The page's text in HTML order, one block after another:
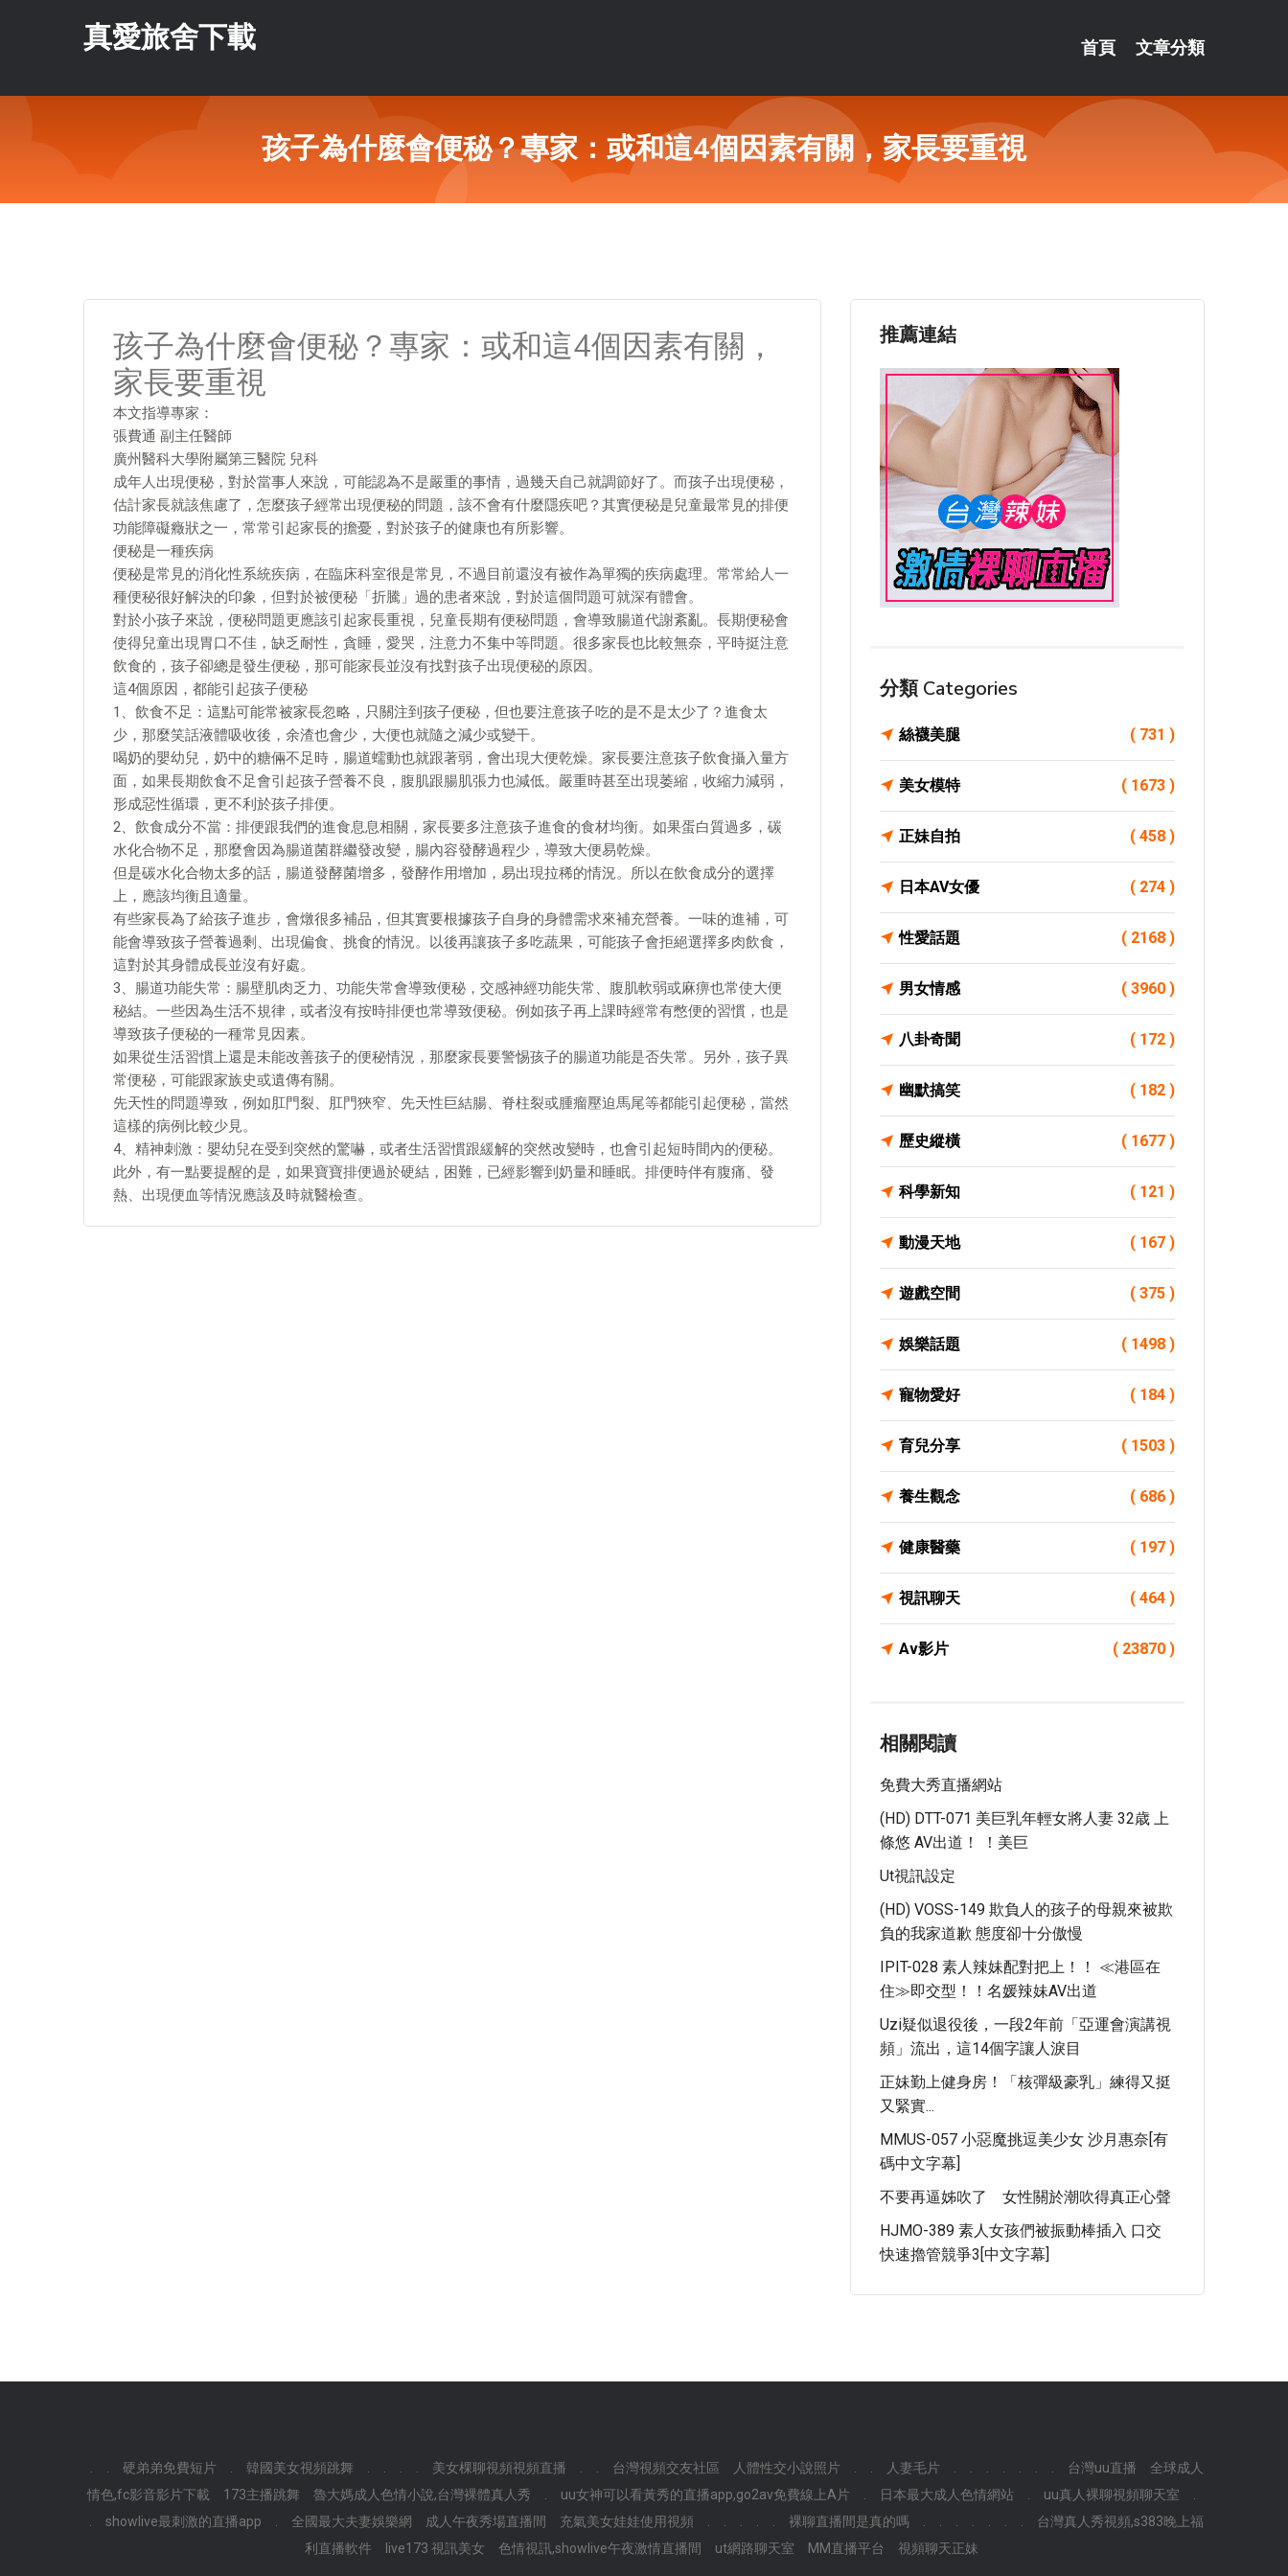
真愛旅舍下載 首頁 文章分類
孩子為什麼會便秘？專家：或和這4個因素有關，家長要重視
孩子為什麼會便秘？專家：或和這4個因素有關，
家長要重視
本文指導專家：
張費通 副主任醫師
廣州醫科大學附屬第三醫院 兒科
成年人出現便秘，對於當事人來說，可能認為不是嚴重的事情，過幾天自己就調節好了。而孩子出現便秘，
估計家長就該焦慮了，怎麼孩子經常出現便秘的問題，該不會有什麼隱疾吧？其實便秘是兒童最常見的排便
功能障礙癥狀之一，常常引起家長的擔憂，對於孩子的健康也有所影響。
便秘是一種疾病
便秘是常見的消化性系統疾病，在臨床科室很是常見，不過目前還沒有被作為單獨的疾病處理。常常給人一
種便秘很好解決的印象，但對於被便秘「折騰」過的患者來說，對於這個問題可就深有體會。
對於小孩子來說，便秘問題更應該引起家長重視，兒童長期有便秘問題，會導致腸道代謝紊亂。長期便秘會
使得兒童出現胃口不佳，缺乏耐性，貪睡，愛哭，注意力不集中等問題。很多家長也比較無奈，平時挺注意
飲食的，孩子卻總是發生便秘，那可能家長並沒有找對孩子出現便秘的原因。
這4個原因，都能引起孩子便秘
1、飲食不足：這點可能常被家長忽略，只關注到孩子便秘，但也要注意孩子吃的是不是太少了？進食太
少，那麼笑話液體吸收後，余渣也會少，大便也就隨之減少或變干。
喝奶的嬰幼兒，奶中的糖倆不足時，腸道蠕動也就跟著弱，會出現大便乾燥。家長要注意孩子飲食攝入量方
面，如果長期飲食不足會引起孩子營養不良，腹肌跟腸肌張力也減低。嚴重時甚至出現萎縮，收縮力減弱，
形成惡性循環，更不利於孩子排便。
2、飲食成分不當：排便跟我們的進食息息相關，家長要多注意孩子進食的食材均衡。如果蛋白質過多，碳
水化合物不足，那麼會因為腸道菌群繼發改變，腸內容發酵過程少，導致大便易乾燥。
但是碳水化合物太多的話，腸道發酵菌增多，發酵作用增加，易出現拉稀的情況。所以在飲食成分的選擇
上，應該均衡且適量。
有些家長為了給孩子進步，會燉很多補品，但其實要根據孩子自身的身體需求來補充營養。一味的進補，可
能會導致孩子營養過剩、出現偏食、挑食的情況。以後再讓孩子多吃蔬果，可能孩子會拒絕選擇多肉飲食，
這對於其身體成長並沒有好處。
3、腸道功能失常：腸壁肌肉乏力、功能失常會導致便秘，交感神經功能失常、腹肌軟弱或麻痹也常使大便
秘結。一些因為生活不規律，或者沒有按時排便也常導致便秘。例如孩子再上課時經常有憋便的習慣，也是
導致孩子便秘的一種常見因素。
如果從生活習慣上還是未能改善孩子的便秘情況，那麼家長要警惕孩子的腸道功能是否失常。另外，孩子異
常便秘，可能跟家族史或遺傳有關。
先天性的問題導致，例如肛門裂、肛門狹窄、先天性巨結腸、脊柱裂或腫瘤壓迫馬尾等都能引起便秘，當然
這樣的病例比較少見。
4、精神刺激：嬰幼兒在受到突然的驚嚇，或者生活習慣跟緩解的突然改變時，也會引起短時間內的便秘。
此外，有一點要提醒的是，如果寶寶排便過於硬結，困難，已經影響到奶量和睡眠。排便時伴有腹痛、發
熱、出現便血等情況應該及時就醫檢查。
推薦連結
分類 Categories
絲襪美腿 ( 731 )
美女模特 ( 1673 )
正妹自拍 ( 458 )
日本AV女優 ( 274 )
性愛話題 ( 2168 )
男女情感 ( 3960 )
八卦奇聞 ( 172 )
幽默搞笑 ( 182 )
歷史縱橫 ( 1677 )
科學新知 ( 121 )
動漫天地 ( 167 )
遊戲空間 ( 375 )
娛樂話題 ( 1498 )
寵物愛好 ( 184 )
育兒分享 ( 1503 )
養生觀念 ( 686 )
健康醫藥 ( 197 )
視訊聊天 ( 464 )
Av影片 ( 23870 )
相關閱讀
免費大秀直播網站
(HD) DTT-071 美巨乳年輕女將人妻 32歳 上
條悠 AV出道！ ！美巨
Ut視訊設定
(HD) VOSS-149 欺負人的孩子的母親來被欺
負的我家道歉 態度卻十分傲慢
IPIT-028 素人辣妹配對把上！！ ≪港區在
住≫即交型！！名媛辣妹AV出道
Uzi疑似退役後，一段2年前「亞運會演講視
頻」流出，這14個字讓人淚目
正妹勤上健身房！「核彈級豪乳」練得又挺
又緊實...
MMUS-057 小惡魔挑逗美少女 沙月惠奈[有
碼中文字幕]
不要再逼姊吹了 女性關於潮吹得真正心聲
HJMO-389 素人女孩們被振動棒插入 口交
快速擼管競爭3[中文字幕]
硬弟弟免費短片 韓國美女視頻跳舞 美女棵聊視頻視頻直播 台灣視頻交友社區 人體性交小說照片 人妻毛片 台灣uu直播
全球成人
情色,fc影音影片下載
173主播跳舞 魯大媽成人色情小說,台灣裸體真人秀 uu女神可以看黃秀的直播app,go2av免費線上A片 日本最大成人色情網站 uu真人裸聊視頻聊天室
showlive最刺激的直播app 全國最大夫妻娛樂網 成人午夜秀場直播間 充氣美女娃娃使用視頻 裸聊直播間是真的嗎
台灣真人秀視頻,s383晚上福
利直播軟件
live173 視訊美女 色情視訊,showlive午夜激情直播間 ut網路聊天室 MM直播平台 視頻聊天正妹